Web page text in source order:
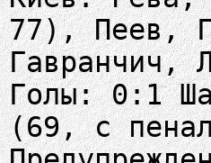
77), Пеев,
Гавранчич,
Голы: 0:1
(69, с